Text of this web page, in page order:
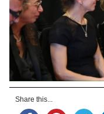
Share this...